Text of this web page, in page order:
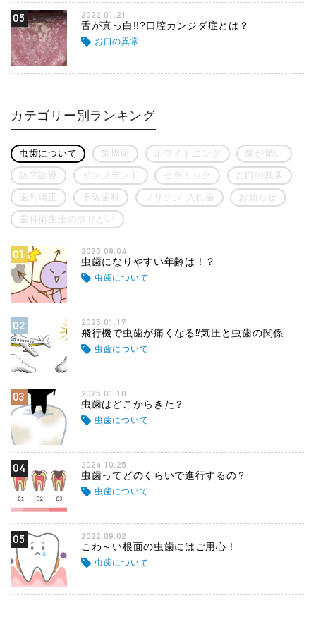
05 2022.01.21
舌が真っ白!!?口腔カンジダ症とは？
お口の異常
カテゴリー別ランキング
虫歯について 歯周病 ホワイトニング 歯が痛い
訪問診療 インプラント セラミック お口の異常
歯列矯正 予防歯科 ブリッジ 入れ歯 お知らせ
歯科衛生士のやりがい
01 2025.09.04
虫歯になりやすい年齢は！？
虫歯について
02 2025.01.17
飛行機で虫歯が痛くなる⁉気圧と虫歯の関係
虫歯について
03 2025.01.10
虫歯はどこからきた？
虫歯について
04 2024.10.25
虫歯ってどのくらいで進行するの？
虫歯について
05 2022.09.02
こわ～い根面の虫歯にはご用心！
虫歯について